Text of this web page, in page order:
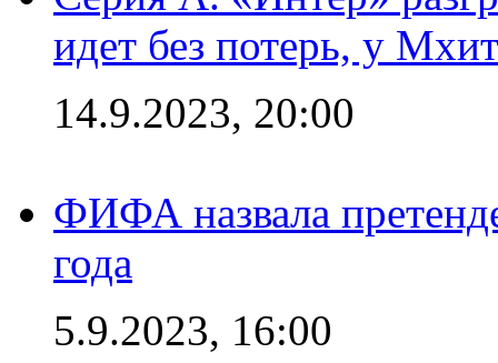
идет без потерь, у
14.9.2023, 20:00
ФИФА назвала
года
5.9.2023, 16:00